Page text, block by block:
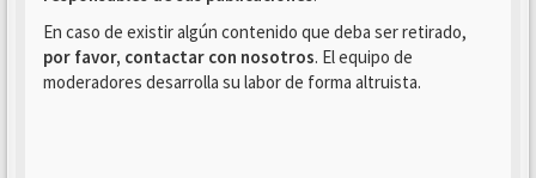
En caso de existir algún contenido que deba ser retirado,
por favor, contactar con nosotros. El equipo de
moderadores desarrolla su labor de forma altruista.